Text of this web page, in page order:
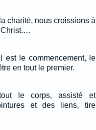
charité, nous croissions à
Christ.…
est le commencement, le
en tout le premier.
le corps, assisté et
et des liens, tire